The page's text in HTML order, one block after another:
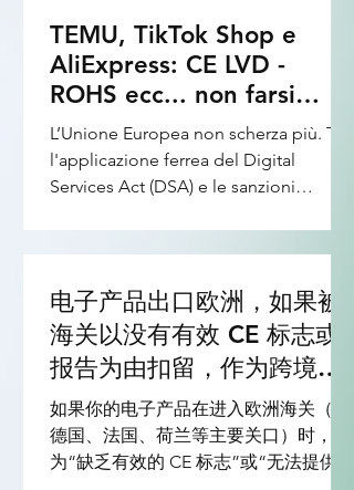
TEMU, TikTok Shop e
AliExpress: CE LVD -
ROHS ecc... non farsi
travolgere dalla scure
della conformità
L’Unione Europea non scherza più. Tra
l'applicazione ferrea del Digital
Services Act (DSA) e le sanzioni
sistematici. Per chi vende elettronica di
consumo o prodotti tech, la
conformità non è più un costo
burocratico, ma lo scudo che
protegge l'account dal ban definitivo.
Se vuoi proteggere il tuo business su
TEMU, sulle vetrine di TikTok Shop o
sui canali storici
电子产品出口欧洲，如果被
海关以没有有效 CE 标志或
报告为由扣留，作为跨境卖
家应该如何进行紧急申诉和
补救？
如果你的电子产品在进入欧洲海关（如
德国、法国、荷兰等主要关口）时，因
为“缺乏有效的 CE 标志”或“无法提供合